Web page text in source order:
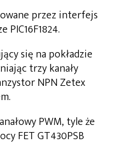
przez interfejs
się na pokładzie
trzy kanały
NPN Zetex
PWM, tyle że
FET GT430PSB